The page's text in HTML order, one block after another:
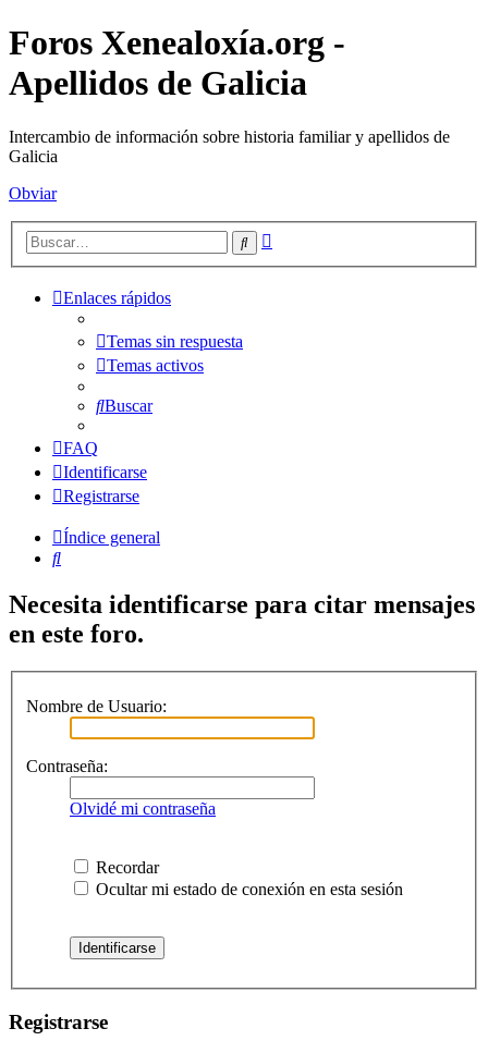
Foros Xenealoxía.org -
Apellidos de Galicia
Intercambio de información sobre historia familiar y apellidos de
Galicia
Obviar
Buscar
Enlaces rápidos
Temas sin respuesta
Temas activos
Buscar
FAQ
Identificarse
Registrarse
Índice general
Buscar
Necesita identificarse para citar mensajes
en este foro.
Nombre de Usuario:
Contraseña:
Olvidé mi contraseña
Recordar
Ocultar mi estado de conexión en esta sesión
Registrarse